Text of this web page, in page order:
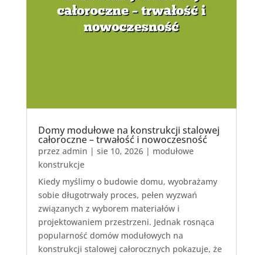
Domy modułowe na konstrukcji stalowej
całoroczne – trwałość i nowoczesność
przez admin | sie 10, 2026| modułowe
konstrukcje
Kiedy myślimy o budowie domu, wyobrażamy
sobie długotrwały proces, pełen wyzwań
związanych z wyborem materiałów i
projektowaniem przestrzeni. Jednak rosnąca
popularność domów modułowych na
konstrukcji stalowej całorocznych pokazuje, że